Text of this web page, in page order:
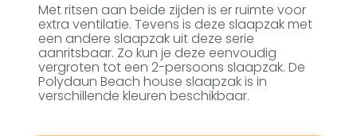
Met ritsen aan beide zijden is er ruimte voor
extra ventilatie. Tevens is deze slaapzak met
een andere slaapzak uit deze serie
aanritsbaar. Zo kun je deze eenvoudig
vergroten tot een 2-persoons slaapzak. De
Polydaun Beach house slaapzak is in
verschillende kleuren beschikbaar.